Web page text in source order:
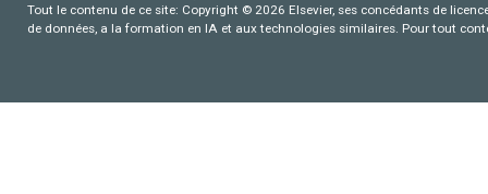
Tout le contenu de ce site: Copyright © 2026 Elsevier, ses concédants de
de données, a la formation en IA et aux technologies similaires. Pour tout